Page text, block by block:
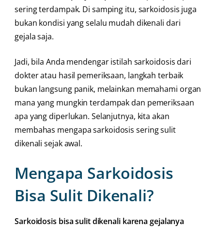
sering terdampak. Di samping itu, sarkoidosis juga
bukan kondisi yang selalu mudah dikenali dari
gejala saja.
Jadi, bila Anda mendengar istilah sarkoidosis dari
dokter atau hasil pemeriksaan, langkah terbaik
bukan langsung panik, melainkan memahami organ
mana yang mungkin terdampak dan pemeriksaan
apa yang diperlukan. Selanjutnya, kita akan
membahas mengapa sarkoidosis sering sulit
dikenali sejak awal.
Mengapa Sarkoidosis
Bisa Sulit Dikenali?
Sarkoidosis bisa sulit dikenali karena gejalanya